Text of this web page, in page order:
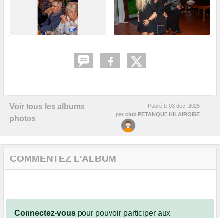
Voir tous les albums
photos
Publié le 03 déc. 2025
par club PETANQUE HILAIROISE
COMMENTEZ L'ALBUM
Connectez-vous pour pouvoir participer aux